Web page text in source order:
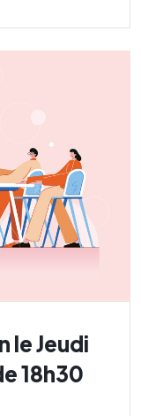
le Jeudi
18h30